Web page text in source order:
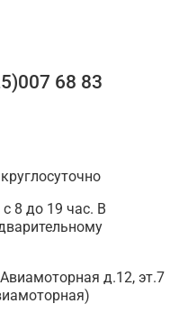
68 83
8 до 19 час. В
д.12, эт.7